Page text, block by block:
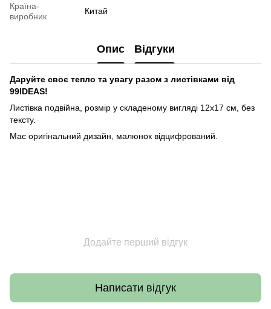
Країна-
виробник
Китай
Опис Відгуки
Даруйте своє тепло та увагу разом з листівками від
99IDEAS!
Листівка подвійна, розмір у складеному вигляді 12х17 см, без
тексту.
Має оригінальний дизайн, малюнок відцифрований.
Додайте перший відгук
Написати відгук